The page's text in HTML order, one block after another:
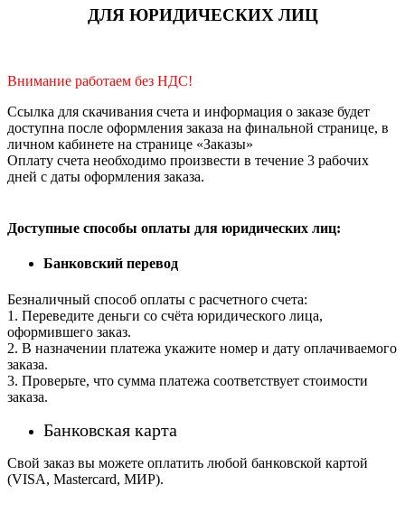
ДЛЯ ЮРИДИЧЕСКИХ ЛИЦ
Внимание работаем без НДС!
Ссылка для скачивания счета и информация о заказе будет
доступна после оформления заказа на финальной странице, в
личном кабинете на странице «Заказы»
Оплату счета необходимо произвести в течение 3 рабочих
дней с даты оформления заказа.
Доступные способы оплаты для юридических лиц:
Банковский перевод
Безналичный способ оплаты с расчетного счета:
1. Переведите деньги со счёта юридического лица,
оформившего заказ.
2. В назначении платежа укажите номер и дату оплачиваемого
заказа.
3. Проверьте, что сумма платежа соответствует стоимости
заказа.
Банковская карта
Свой заказ вы можете оплатить любой банковской картой
(VISA, Mastercard, МИР).